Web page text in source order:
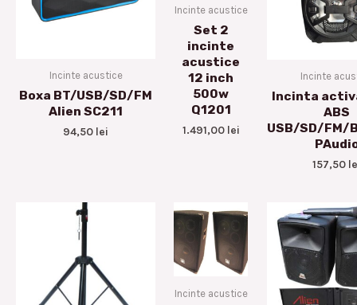
Incinte acustice
Boxa BT/USB/SD/FM
Alien SC211
94,50 lei
Incinte acustice
Set 2
incinte
acustice
12 inch
500w
Q1201
1.491,00 lei
Incinte
Incinta
ABS
USB/SD/FM/
157,50
Incinte acustice